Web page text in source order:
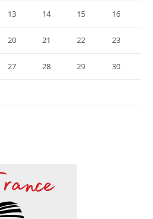
13 14 15 16
20 21 22 23
27 28 29 30